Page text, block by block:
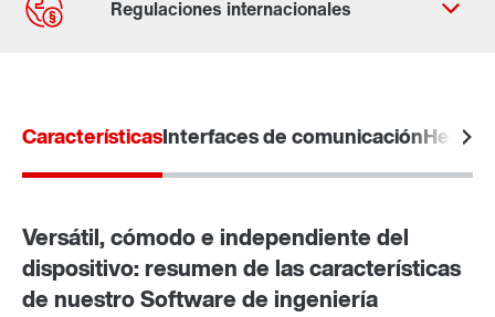
CaracterísticasInterfaces de comunicación
Versátil, cómodo e independiente del
dispositivo: resumen de las características
de nuestro Software de ingeniería